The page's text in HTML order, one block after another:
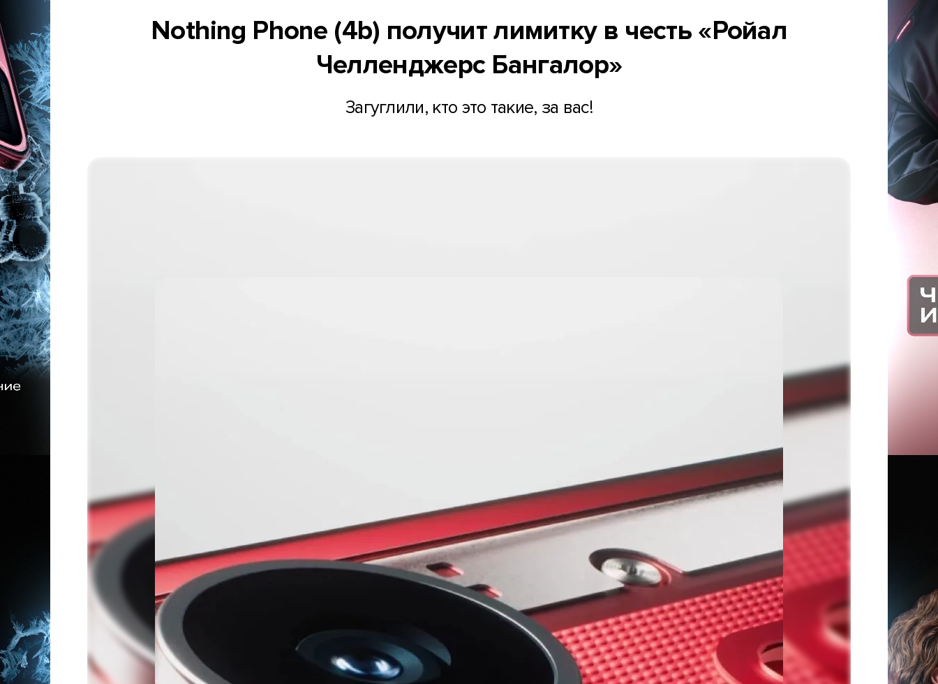
Nothing Phone (4b) получит лимитку в честь «Ройал
Челленджерс Бангалор»
Загуглили, кто это такие, за вас!